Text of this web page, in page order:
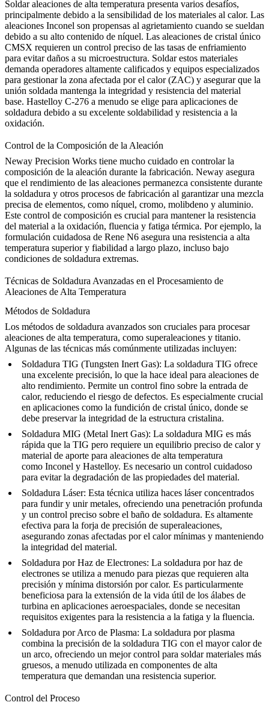
Soldar aleaciones de alta temperatura presenta varios desafíos,
principalmente debido a la sensibilidad de los materiales al calor. Las
aleaciones Inconel son propensas al agrietamiento cuando se sueldan
debido a su alto contenido de níquel. Las aleaciones de cristal único
CMSX requieren un control preciso de las tasas de enfriamiento
para evitar daños a su microestructura. Soldar estos materiales
demanda operadores altamente calificados y equipos especializados
para gestionar la zona afectada por el calor (ZAC) y asegurar que la
unión soldada mantenga la integridad y resistencia del material
base. Hastelloy C-276 a menudo se elige para aplicaciones de
soldadura debido a su excelente soldabilidad y resistencia a la
oxidación.
Control de la Composición de la Aleación
Neway Precision Works tiene mucho cuidado en controlar la
composición de la aleación durante la fabricación. Neway asegura
que el rendimiento de las aleaciones permanezca consistente durante
la soldadura y otros procesos de fabricación al garantizar una mezcla
precisa de elementos, como níquel, cromo, molibdeno y aluminio.
Este control de composición es crucial para mantener la resistencia
del material a la oxidación, fluencia y fatiga térmica. Por ejemplo, la
formulación cuidadosa de Rene N6 asegura una resistencia a alta
temperatura superior y fiabilidad a largo plazo, incluso bajo
condiciones de soldadura extremas.
Técnicas de Soldadura Avanzadas en el Procesamiento de
Aleaciones de Alta Temperatura
Métodos de Soldadura
Los métodos de soldadura avanzados son cruciales para procesar
aleaciones de alta temperatura, como superaleaciones y titanio.
Algunas de las técnicas más comúnmente utilizadas incluyen:
Soldadura TIG (Tungsten Inert Gas): La soldadura TIG ofrece
una excelente precisión, lo que la hace ideal para aleaciones de
alto rendimiento. Permite un control fino sobre la entrada de
calor, reduciendo el riesgo de defectos. Es especialmente crucial
en aplicaciones como la fundición de cristal único, donde se
debe preservar la integridad de la estructura cristalina.
Soldadura MIG (Metal Inert Gas): La soldadura MIG es más
rápida que la TIG pero requiere un equilibrio preciso de calor y
material de aporte para aleaciones de alta temperatura
como Inconel y Hastelloy. Es necesario un control cuidadoso
para evitar la degradación de las propiedades del material.
Soldadura Láser: Esta técnica utiliza haces láser concentrados
para fundir y unir metales, ofreciendo una penetración profunda
y un control preciso sobre el baño de soldadura. Es altamente
efectiva para la forja de precisión de superaleaciones,
asegurando zonas afectadas por el calor mínimas y manteniendo
la integridad del material.
Soldadura por Haz de Electrones: La soldadura por haz de
electrones se utiliza a menudo para piezas que requieren alta
precisión y mínima distorsión por calor. Es particularmente
beneficiosa para la extensión de la vida útil de los álabes de
turbina en aplicaciones aeroespaciales, donde se necesitan
requisitos exigentes para la resistencia a la fatiga y la fluencia.
Soldadura por Arco de Plasma: La soldadura por plasma
combina la precisión de la soldadura TIG con el mayor calor de
un arco, ofreciendo un mejor control para soldar materiales más
gruesos, a menudo utilizada en componentes de alta
temperatura que demandan una resistencia superior.
Control del Proceso